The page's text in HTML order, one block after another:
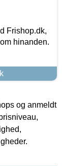
Frishop.dk,
hinanden.
og anmeldt